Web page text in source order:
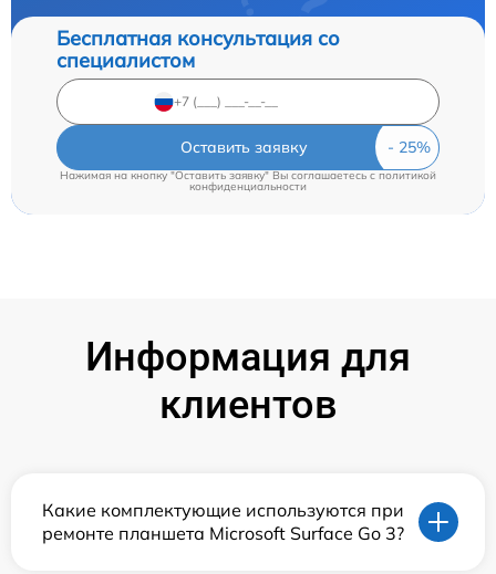
Бесплатная консультация со
специалистом
Оставить заявку
Нажимая на кнопку "Оставить заявку" Вы соглашаетесь cполитикой
конфиденциальности
Информация для
клиентов
Какие комплектующие используются при
ремонте планшета Microsoft Surface Go 3?